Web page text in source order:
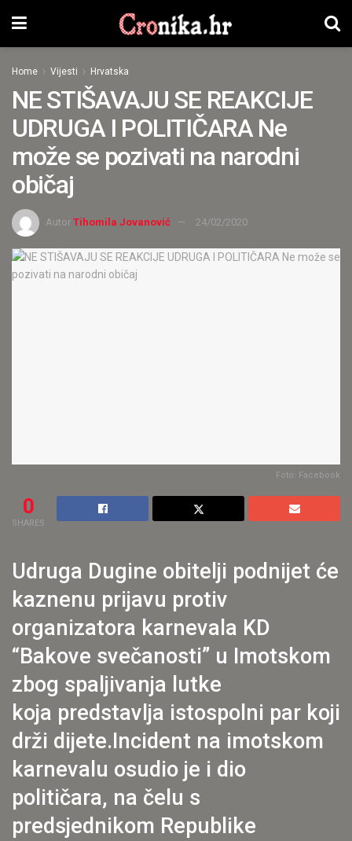
Home Vijesti Hrvatska
NE STIŠAVAJU SE REAKCIJE
UDRUGA I POLITIČARA Ne
može se pozivati na narodni
običaj
Autor Tihomila Jovanović 24/02/2020
Foto: Facebook
0
SHARES
Udruga Dugine obitelji podnijet će
kaznenu prijavu protiv
organizatora karnevala KD
“Bakove svečanosti” u Imotskom
zbog spaljivanja lutke
koja predstavlja istospolni par koji
drži dijete.Incident na imotskom
karnevalu osudio je i dio
političara, na čelu s
predsjednikom Republike